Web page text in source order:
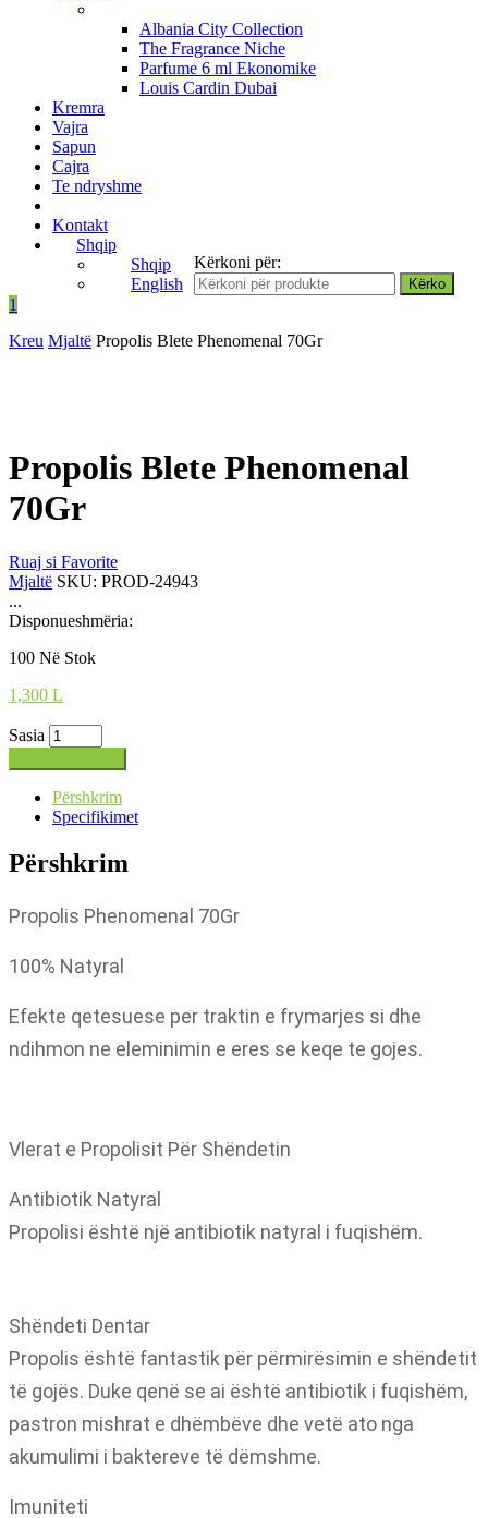
Albania City Collection
The Fragrance Niche
Parfume 6 ml Ekonomike
Louis Cardin Dubai
Kremra
Vajra
Sapun
Cajra
Te ndryshme
Kontakt
Shqip
Shqip
English
Kërkoni për:
1
Kreu Mjaltë Propolis Blete Phenomenal 70Gr
Propolis Blete Phenomenal
70Gr
Ruaj si Favorite
Mjaltë SKU: PROD-24943
...
Disponueshmëria:
100 Në Stok
1,300 L
Sasia
Përshkrim
Specifikimet
Përshkrim
Propolis Phenomenal 70Gr
100% Natyral
Efekte qetesuese per traktin e frymarjes si dhe
ndihmon ne eleminimin e eres se keqe te gojes.
Vlerat e Propolisit Për Shëndetin
Antibiotik Natyral
Propolisi është një antibiotik natyral i fuqishëm.
Shëndeti Dentar
Propolis është fantastik për përmirësimin e shëndetit
të gojës. Duke qenë se ai është antibiotik i fuqishëm,
pastron mishrat e dhëmbëve dhe vetë ato nga
akumulimi i baktereve të dëmshme.
Imuniteti